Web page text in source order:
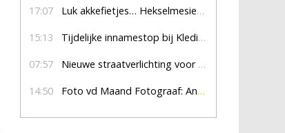
17:07 Luk akkefietjes… HekselmesienHarry
15:13 Tijdelijke innamestop bij Kledingbank Stefania
07:57 Nieuwe straatverlichting voor De Veldmaat en De Pas
14:50 Foto vd Maand Fotograaf: Anna Jalving